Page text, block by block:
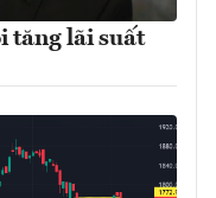
tăng lãi suất